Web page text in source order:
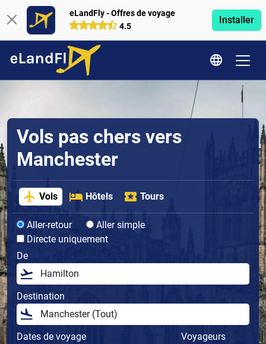
eLandFly - Offres de voyage
4.5
Installer
Vols pas chers vers
Manchester
Vols Hôtels Tours
Aller-retour
Aller simple
Directe uniquement
De
Destination
Dates de voyage Voyageurs